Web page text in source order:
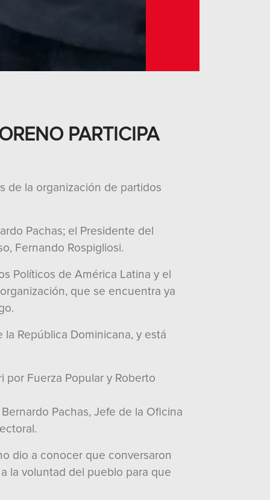
PARTICIPA
de la organización de partidos
Pachas; el Presidente del
Fernando Rospigliosi.
Políticos de América Latina y el
que se encuentra ya
República Dominicana, y está
Fuerza Popular y Roberto
Pachas, Jefe de la Oficina
dio a conocer que conversaron
la voluntad del pueblo para que